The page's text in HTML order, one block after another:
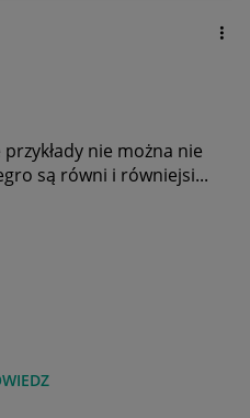
nie można nie
są równi i równiejsi...